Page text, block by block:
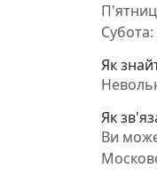
Як
Як
Ви